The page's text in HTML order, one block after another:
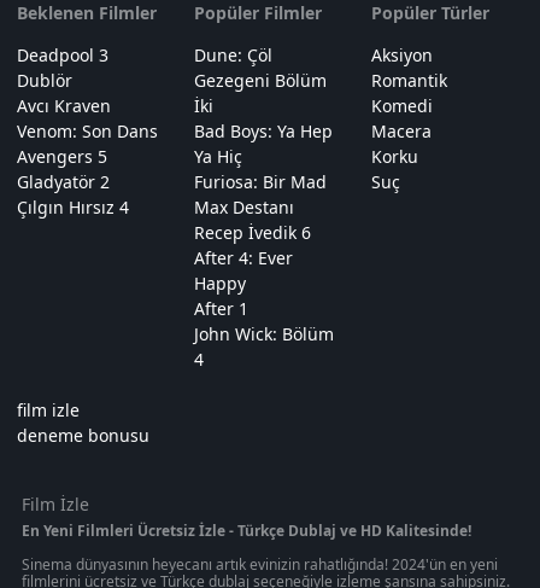
Beklenen Filmler
Deadpool 3
Dublör
Avcı Kraven
Venom: Son Dans
Avengers 5
Gladyatör 2
Çılgın Hırsız 4
Popüler Filmler
Dune: Çöl
Gezegeni Bölüm
İki
Bad Boys: Ya Hep
Ya Hiç
Furiosa: Bir Mad
Max Destanı
Recep İvedik 6
After 4: Ever
Happy
After 1
John Wick: Bölüm
4
Popüler Türler
Aksiyon
Romantik
Komedi
Macera
Korku
Suç
film izle
deneme bonusu
Film İzle
En Yeni Filmleri Ücretsiz İzle - Türkçe Dublaj ve HD Kalitesinde!
Sinema dünyasının heyecanı artık evinizin rahatlığında! 2024'ün en yeni
filmlerini ücretsiz ve Türkçe dublaj seçeneğiyle izleme şansına sahipsiniz.